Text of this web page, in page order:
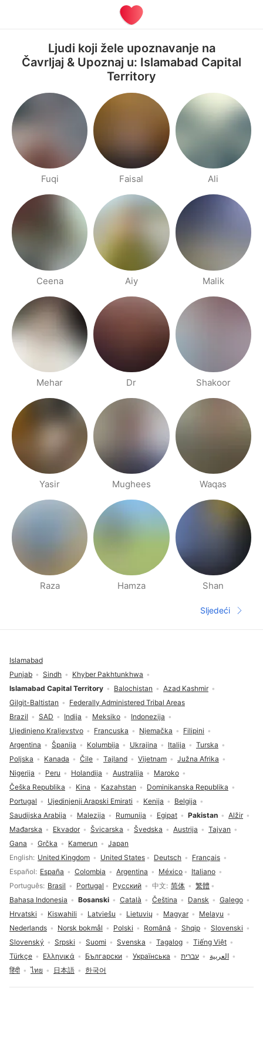
Ljudi koji žele upoznavanje na
Čavrljaj & Upoznaj u: Islamabad Capital
Territory
Fuqi Faisal Ali
Ceena Aiy Malik
Mehar Dr Shakoor
Yasir Mughees Waqas
Raza Hamza Shan
Sljedeća
Sljedeći
Izbor jezika
English United Kingdom United States Deutsch
Français
Español
España Colombia Argentina México
Italiano
Português Brasil Portugal Русский 中文 简体
繁體
Bahasa Indonesia
Bosanski Català Čeština Dansk
Galego
Hrvatski
Kiswahili Latviešu Lietuvių Magyar
Melayu
Nederlands
Norsk bokmål Polski Română Shqip
Slovenski
Slovenský
Srpski Suomi Svenska Tagalog
Tiếng Việt
Türkçe
Ελληνικά Български Українська עברית
العربية
हिंदी
ไทย 日本語 한국어
Brazil SAD Indija Meksiko
Indonezija
Ujedinjeno Kraljevstvo
Francuska Njemačka
Filipini
Argentina
Španija Kolumbija Ukrajina Italija
Turska
Poljska
Kanada Čile Tajland Vijetnam
Južna Afrika
Nigerija
Peru Holandija Australija
Maroko
Češka Republika
Kina Kazahstan
Dominikanska Republika
Portugal
Ujedinjenji Arapski Emirati Kenija
Belgija
Saudijska Arabija
Malezija Rumunija Egipat Pakistan
Alžir
Mađarska
Ekvador Švicarska Švedska Austrija
Tajvan
Gana
Grčka Kamerun Japan
Punjab Sindh
Khyber Pakhtunkhwa
Islamabad Capital Territory
Balochistan
Azad Kashmir
Gilgit-Baltistan
Federally Administered Tribal Areas
Islamabad